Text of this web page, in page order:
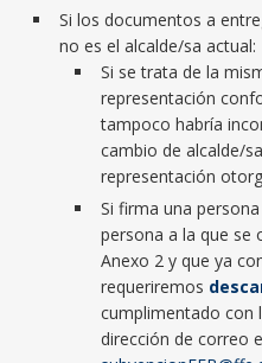
Si los documentos a
no es el alcalde/sa actual:
Si se trata de la
representación
tampoco habría
cambio de alcalde/
representación
Si firma una
persona a la que se
Anexo 2 y que ya
requeriremos
cumplimentado con
dirección de correo